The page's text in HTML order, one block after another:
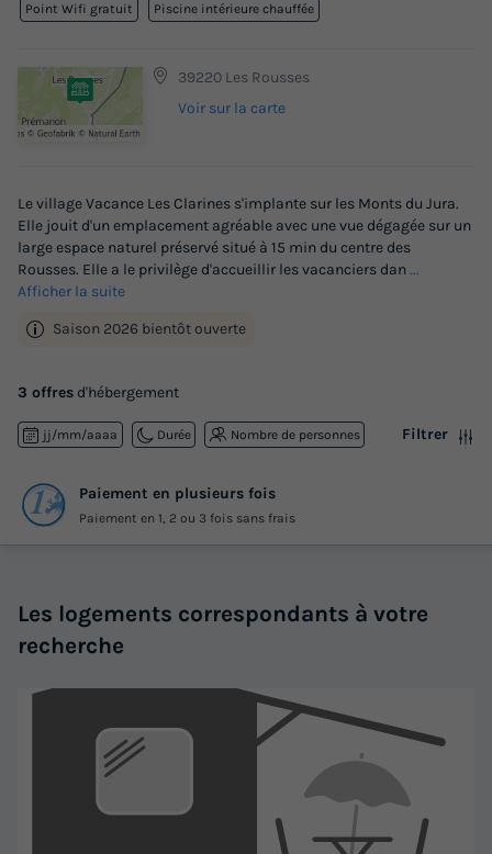
Point Wifi gratuit Piscine intérieure chauffée
39220 Les Rousses
Voir sur la carte
Le village Vacance Les Clarines s'implante sur les Monts du Jura.
Elle jouit d'un emplacement agréable avec une vue dégagée sur un
large espace naturel préservé situé à 15 min du centre des
Rousses. Elle a le privilège d'accueillir les vacanciers dan...
Afficher la suite
Saison 2026 bientôt ouverte
3 offres d'hébergement
jj/mm/aaaa Durée Nombre de personnes Filtrer
Paiement en plusieurs fois
Paiement en 1, 2 ou 3 fois sans frais
Les logements correspondants à votre
recherche